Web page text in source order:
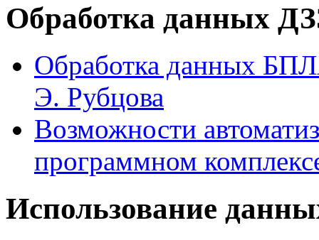
Обработка данных
Обработка данных
Э. Рубцова
Возможности
программном
Использование